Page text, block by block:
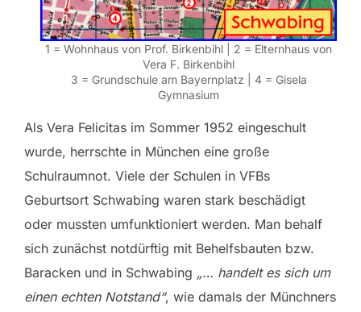
1 = Wohnhaus von Prof. Birkenbihl | 2 = Elternhaus von
Vera F. Birkenbihl
3 = Grundschule am Bayernplatz | 4 = Gisela
Gymnasium
Als Vera Felicitas im Sommer 1952 eingeschult
wurde, herrschte in München eine große
Schulraumnot. Viele der Schulen in VFBs
Geburtsort Schwabing waren stark beschädigt
oder mussten umfunktioniert werden. Man behalf
sich zunächst notdürftig mit Behelfsbauten bzw.
Baracken und in Schwabing „… handelt es sich um
einen echten Notstand“, wie damals der Münchners